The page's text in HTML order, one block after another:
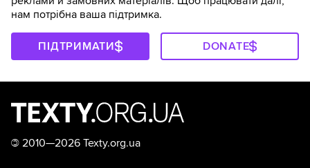
нам потрібна ваша підтримка.
ПІДТРИМАТИ DONATE
© 2010—2026 Texty.org.ua